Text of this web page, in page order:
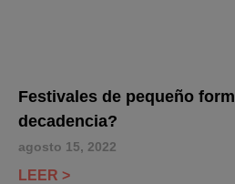
Festivales de pequeño
decadencia?
agosto 15, 2022
LEER >